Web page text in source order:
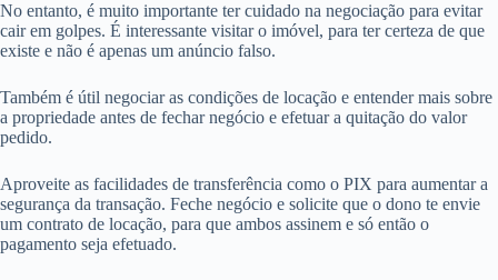
No entanto, é muito importante ter cuidado na negociação para evitar
cair em golpes. É interessante visitar o imóvel, para ter certeza de que
existe e não é apenas um anúncio falso.
Também é útil negociar as condições de locação e entender mais sobre
a propriedade antes de fechar negócio e efetuar a quitação do valor
pedido.
Aproveite as facilidades de transferência como o PIX para aumentar a
segurança da transação. Feche negócio e solicite que o dono te envie
um contrato de locação, para que ambos assinem e só então o
pagamento seja efetuado.